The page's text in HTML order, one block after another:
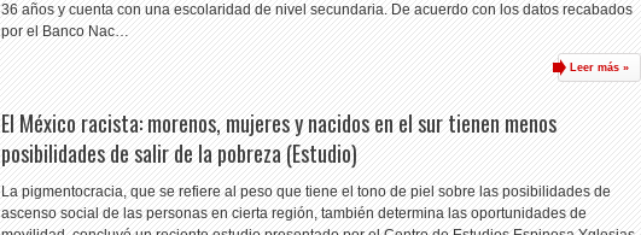
36 años y cuenta con una escolaridad de nivel secundaria. De acuerdo con los datos recabados
por el Banco Nac…
Leer más »
El México racista: morenos, mujeres y nacidos en el sur tienen menos
posibilidades de salir de la pobreza (Estudio)
La pigmentocracia, que se refiere al peso que tiene el tono de piel sobre las posibilidades de
ascenso social de las personas en cierta región, también determina las oportunidades de